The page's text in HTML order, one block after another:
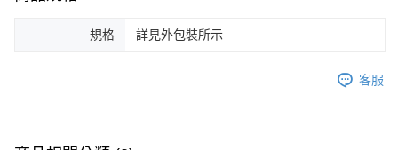
規格 詳見外包裝所示
客服